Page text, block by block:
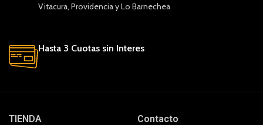
Vitacura, Providencia y Lo Barnechea
Hasta 3 Cuotas sin Interes
TIENDA Contacto